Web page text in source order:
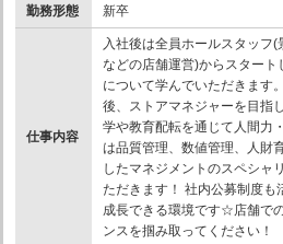
勤務形態 新卒
仕事内容
入社後は全員ホールスタッフ
などの店舗運営)からスタート
について学んでいただきます
後、ストアマネジャーを目指
学や教育配転を通じて人間力
は品質管理、数値管理、人財
したマネジメントのスペシャ
ただきます！ 社内公募制度も
成長できる環境です☆店舗で
ンスを掴み取ってください！